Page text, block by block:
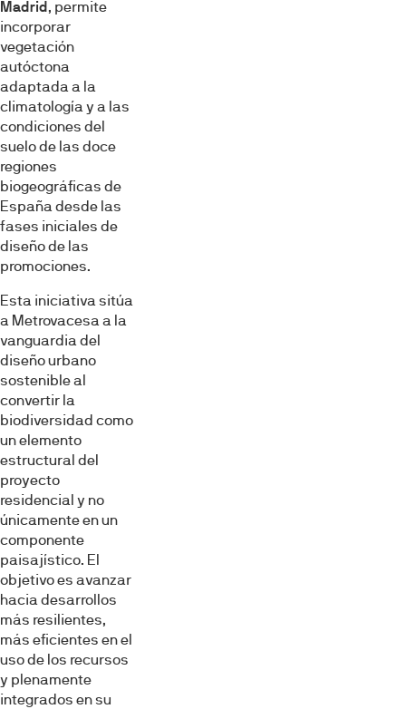
Madrid, permite
incorporar
vegetación
autóctona
adaptada a la
climatología y a las
condiciones del
suelo de las doce
regiones
biogeográficas de
España desde las
fases iniciales de
diseño de las
promociones.
Esta iniciativa sitúa
a Metrovacesa a la
vanguardia del
diseño urbano
sostenible al
convertir la
biodiversidad como
un elemento
estructural del
proyecto
residencial y no
únicamente en un
componente
paisajístico. El
objetivo es avanzar
hacia desarrollos
más resilientes,
más eficientes en el
uso de los recursos
y plenamente
integrados en su